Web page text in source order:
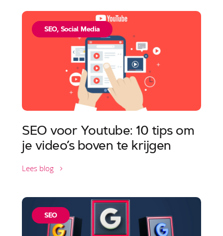
SEO voor Youtube: 10 tips om
je video’s boven te krijgen
SEO, Social Media
Lees blog
SEO